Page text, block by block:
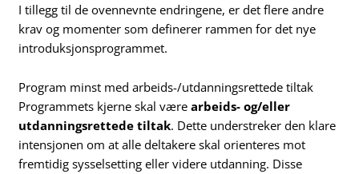
I tillegg til de ovennevnte endringene, er det flere andre
krav og momenter som definerer rammen for det nye
introduksjonsprogrammet.
Program minst med arbeids-/utdanningsrettede tiltak
Programmets kjerne skal værearbeids- og/eller
utdanningsrettede tiltak. Dette understreker den klare
intensjonen om at alle deltakere skal orienteres mot
fremtidig sysselsetting eller videre utdanning. Disse